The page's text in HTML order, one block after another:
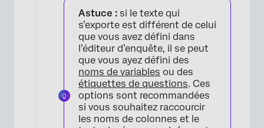
Astuce : si le texte qui
s’exporte est différent de celui
que vous avez défini dans
l’éditeur d’enquête, il se peut
que vous ayez défini des
noms de variables ou des
étiquettes de questions. Ces
options sont recommandées
si vous souhaitez raccourcir
les noms de colonnes et le